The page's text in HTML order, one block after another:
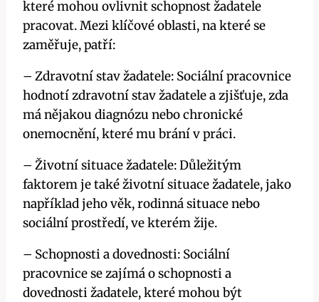
které mohou ovlivnit schopnost žadatele
pracovat. Mezi klíčové oblasti, na které se
zaměřuje, patří:
– Zdravotní stav žadatele: Sociální pracovnice
hodnotí zdravotní stav žadatele a zjišťuje, zda
má nějakou diagnózu nebo chronické
onemocnění, které mu brání v práci.
– Životní situace žadatele: Důležitým
faktorem je také životní situace žadatele, jako
například jeho věk, rodinná situace nebo
sociální prostředí, ve kterém žije.
– Schopnosti a dovednosti: Sociální
pracovnice se zajímá o schopnosti a
dovednosti žadatele, které mohou být